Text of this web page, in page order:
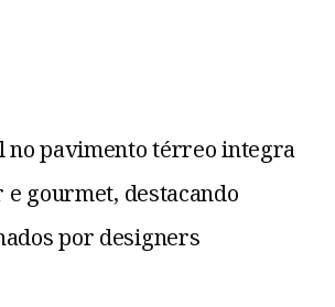
no pavimento térreo integra
gourmet, destacando
por designers